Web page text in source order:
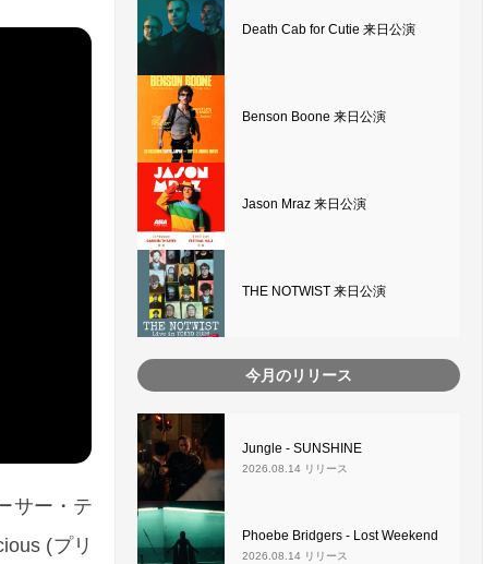
サー・テ
(プリ
Death Cab for Cutie 来日公演
Benson Boone 来日公演
Jason Mraz 来日公演
THE NOTWIST 来日公演
今月のリリース
Jungle - SUNSHINE
2026.08.14 リリース
Phoebe Bridgers - Lost Weekend
2026.08.14 リリース